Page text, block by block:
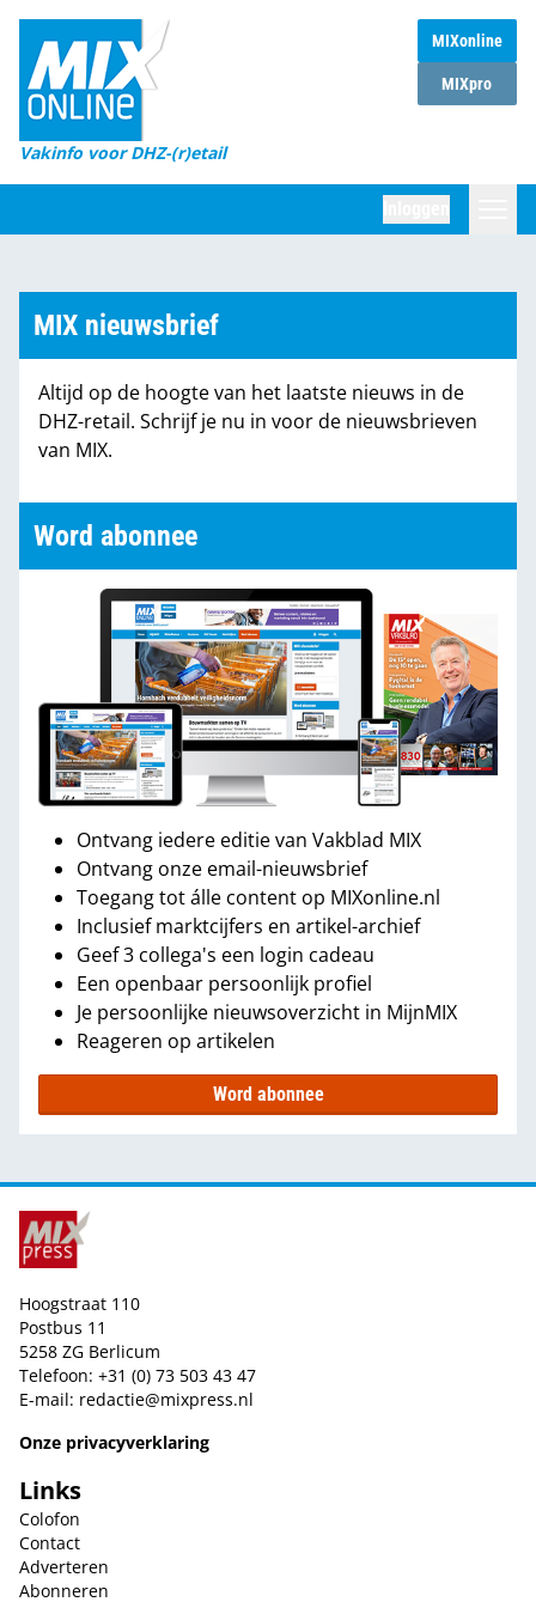
MIXonline
MIXpro
Vakinfo voor DHZ-(r)etail
Home
Magazines
DHZ Sessie
Marktcijfers
Partners
MIX nieuwsbrief
Altijd op de hoogte van het laatste nieuws in de
DHZ-retail. Schrijf je nu in voor de nieuwsbrieven
van MIX.
Word abonnee
Ontvang iedere editie van Vakblad MIX
Ontvang onze email-nieuwsbrief
Toegang tot álle content op MIXonline.nl
Inclusief marktcijfers en artikel-archief
Geef 3 collega's een login cadeau
Een openbaar persoonlijk profiel
Je persoonlijke nieuwsoverzicht in MijnMIX
Reageren op artikelen
Word abonnee
Hoogstraat 110
Postbus 11
5258 ZG Berlicum
Telefoon: +31 (0) 73 503 43 47
E-mail: redactie@mixpress.nl
Onze privacyverklaring
Links
Colofon
Contact
Adverteren
Abonneren